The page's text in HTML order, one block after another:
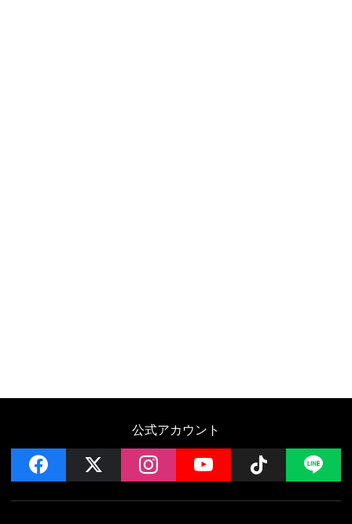
公式アカウント
facebook instagramYouTube Follow